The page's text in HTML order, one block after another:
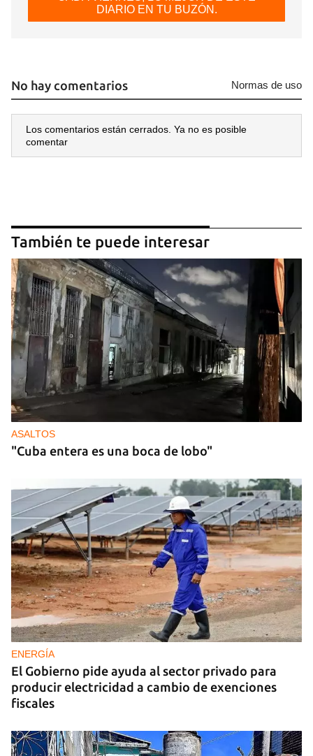
DIARIO EN TU BUZÓN.
No hay comentarios Normas de uso
Los comentarios están cerrados. Ya no es posible
comentar
También te puede interesar
ASALTOS
"Cuba entera es una boca de lobo"
ENERGÍA
El Gobierno pide ayuda al sector privado para
producir electricidad a cambio de exenciones
fiscales